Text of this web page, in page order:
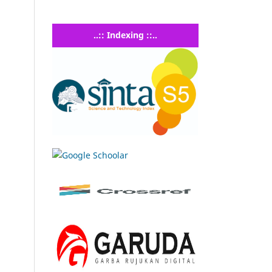
..:: Indexing ::..